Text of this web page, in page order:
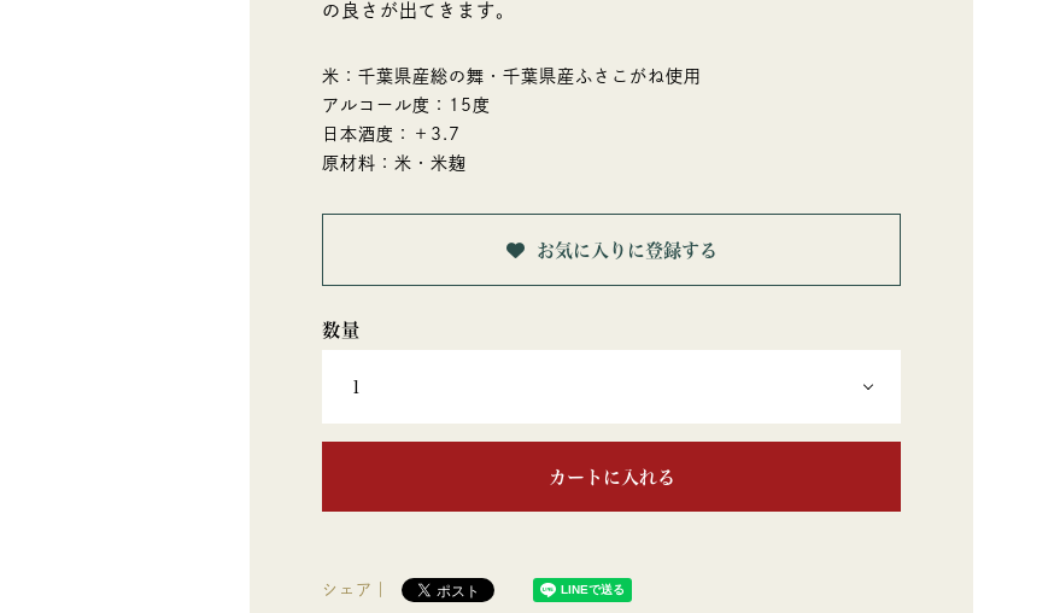
の良さが出てきます。
米：千葉県産総の舞・千葉県産ふさこがね使用
アルコール度：15度
日本酒度：＋3.7
原材料：米・米麹
お気に入りに登録する
カートに入れる
シェア｜